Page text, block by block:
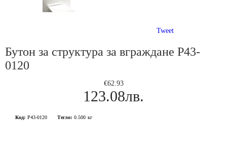
Tweet
Бутон за структура за вграждане P43-
0120
€62.93
123.08лв.
Код: P43-0120 Тегло: 0.500 кг